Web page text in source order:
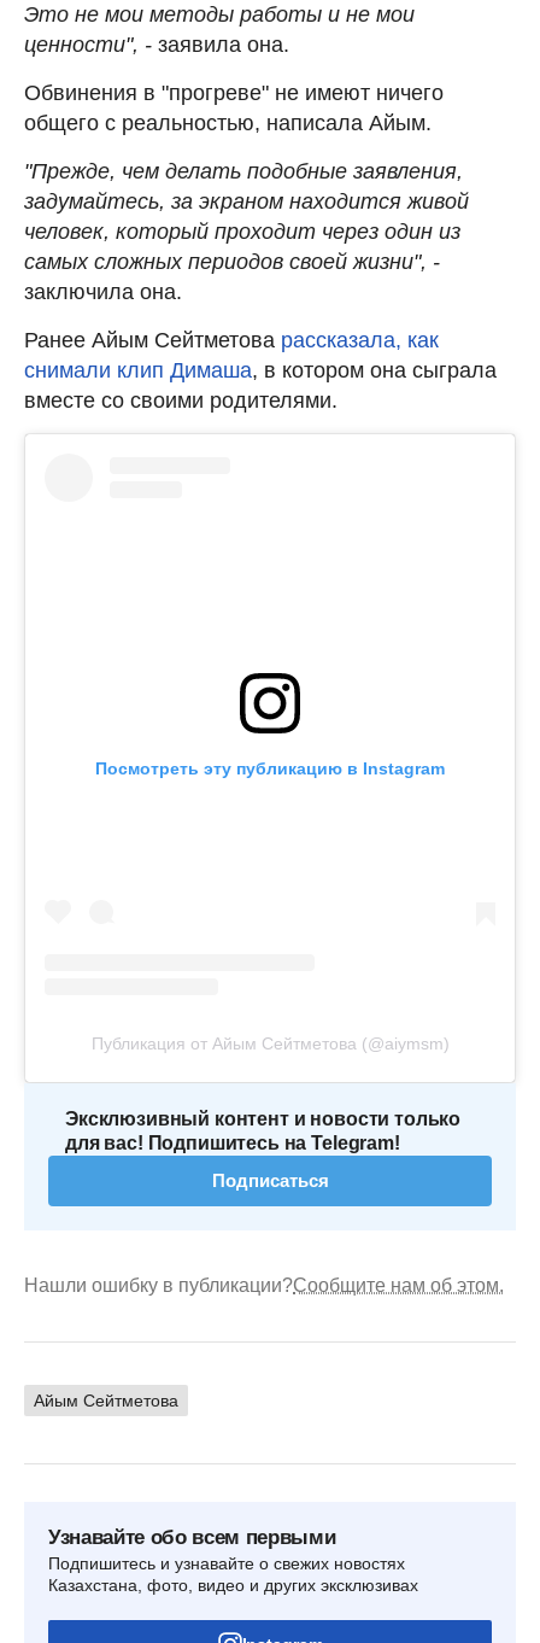
Это не мои методы работы и не мои
ценности", - заявила она.
Обвинения в "прогреве" не имеют ничего
общего с реальностью, написала Айым.
"Прежде, чем делать подобные заявления,
задумайтесь, за экраном находится живой
человек, который проходит через один из
самых сложных периодов своей жизни", -
заключила она.
Ранее Айым Сейтметова рассказала, как
снимали клип Димаша, в котором она сыграла
вместе со своими родителями.
Посмотреть эту публикацию в Instagram
Публикация от Айым Сейтметова (@aiymsm)
Эксклюзивный контент и новости только
для вас! Подпишитесь на Telegram!
Подписаться
Нашли ошибку в публикации?Сообщите нам об этом.
Айым Сейтметова
Узнавайте обо всем первыми
Подпишитесь и узнавайте о свежих новостях
Казахстана, фото, видео и других эксклюзивах